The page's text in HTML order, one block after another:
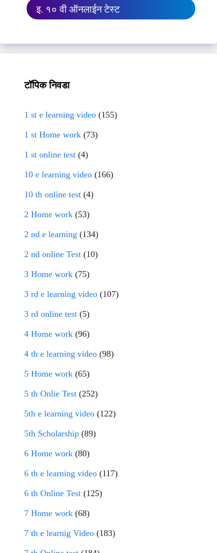
इ. १० वी ऑनलाईन टेस्ट
टॉपिक निवडा
1 st e learning video (155)
1 st Home work (73)
1 st online test (4)
10 e learning video (166)
10 th online test (4)
2 Home work (53)
2 nd e learning (134)
2 nd online Test (10)
3 Home work (75)
3 rd e learning video (107)
3 rd online test (5)
4 Home work (96)
4 th e learning video (98)
5 Home work (65)
5 th Onlie Test (252)
5th e learning video (122)
5th Scholarship (89)
6 Home work (80)
6 th e learning video (117)
6 th Online Test (125)
7 Home work (68)
7 th e learnig Video (183)